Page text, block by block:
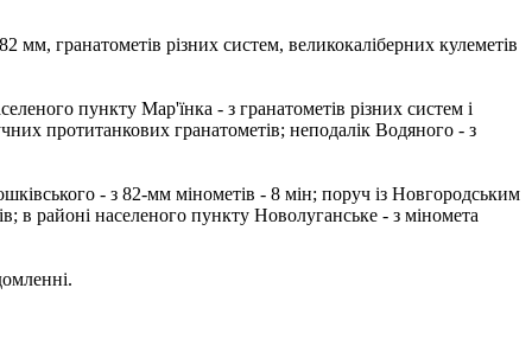
мм, гранатометів різних систем, великокаліберних кулеметів
пункту Мар'їнка - з гранатометів різних систем і
протитанкових гранатометів; неподалік Водяного - з
- з 82-мм мінометів - 8 мін; поруч із Новгородським
в районі населеного пункту Новолуганське - з міномета